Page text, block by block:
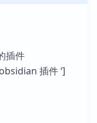
插件
插件 ‘]